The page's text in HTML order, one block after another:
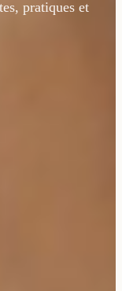
pratiques et